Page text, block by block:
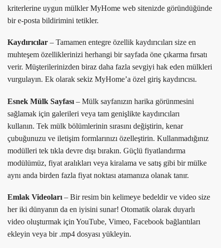
kriterlerine uygun mülkler MyHome web sitenizde göründüğünde
bir e-posta bildirimini tetikler.
Kaydırıcılar – Tamamen entegre özellik kaydırıcıları size en
muhteşem özelliklerinizi herhangi bir sayfada öne çıkarma fırsatı
verir. Müşterilerinizden biraz daha fazla sevgiyi hak eden mülkleri
vurgulayın. Ek olarak sekiz MyHome’a ​​özel giriş kaydırıcısı.
Esnek Mülk Sayfası – Mülk sayfanızın harika görünmesini
sağlamak için galerileri veya tam genişlikte kaydırıcıları
kullanın. Tek mülk bölümlerinin sırasını değiştirin, kenar
çubuğunuzu ve iletişim formlarınızı özelleştirin. Kullanmadığınız
modülleri tek tıkla devre dışı bırakın. Güçlü fiyatlandırma
modülümüz, fiyat aralıkları veya kiralama ve satış gibi bir mülke
aynı anda birden fazla fiyat noktası atamanıza olanak tanır.
Emlak Videoları – Bir resim bin kelimeye bedeldir ve video size
her iki dünyanın da en iyisini sunar! Otomatik olarak duyarlı
video oluşturmak için YouTube, Vimeo, Facebook bağlantıları
ekleyin veya bir .mp4 dosyası yükleyin.